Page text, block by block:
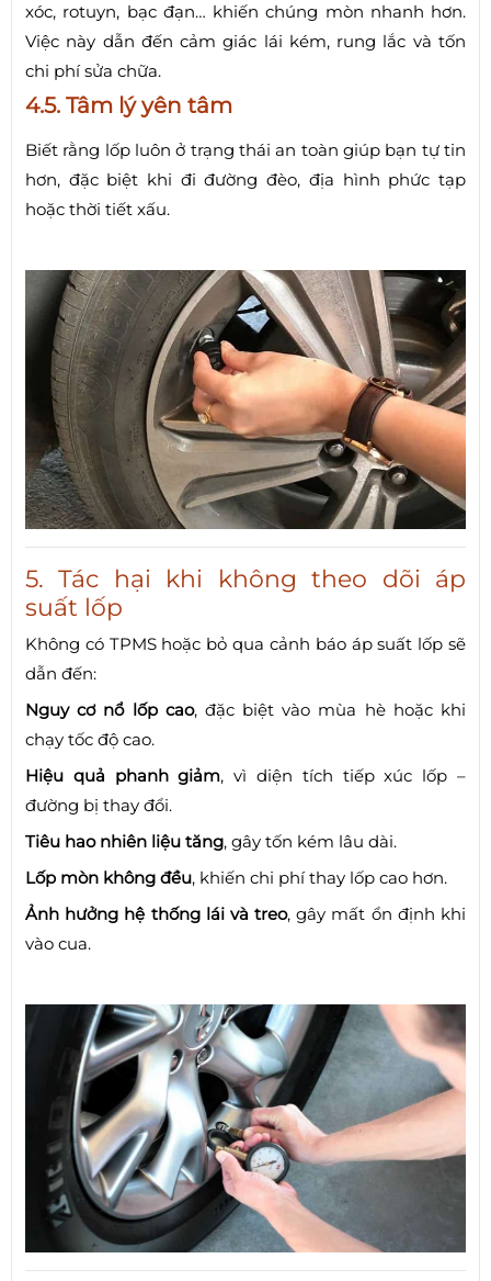
xóc, rotuyn, bạc đạn… khiến chúng mòn nhanh hơn.
Việc này dẫn đến cảm giác lái kém, rung lắc và tốn
chi phí sửa chữa.
4.5. Tâm lý yên tâm
Biết rằng lốp luôn ở trạng thái an toàn giúp bạn tự tin
hơn, đặc biệt khi đi đường đèo, địa hình phức tạp
hoặc thời tiết xấu.
5. Tác hại khi không theo dõi áp
suất lốp
Không có TPMS hoặc bỏ qua cảnh báo áp suất lốp sẽ
dẫn đến:
Nguy cơ nổ lốp cao, đặc biệt vào mùa hè hoặc khi
chạy tốc độ cao.
Hiệu quả phanh giảm, vì diện tích tiếp xúc lốp –
đường bị thay đổi.
Tiêu hao nhiên liệu tăng, gây tốn kém lâu dài.
Lốp mòn không đều, khiến chi phí thay lốp cao hơn.
Ảnh hưởng hệ thống lái và treo, gây mất ổn định khi
vào cua.